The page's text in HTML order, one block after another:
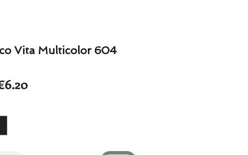
Vita Multicolor 604
Sale